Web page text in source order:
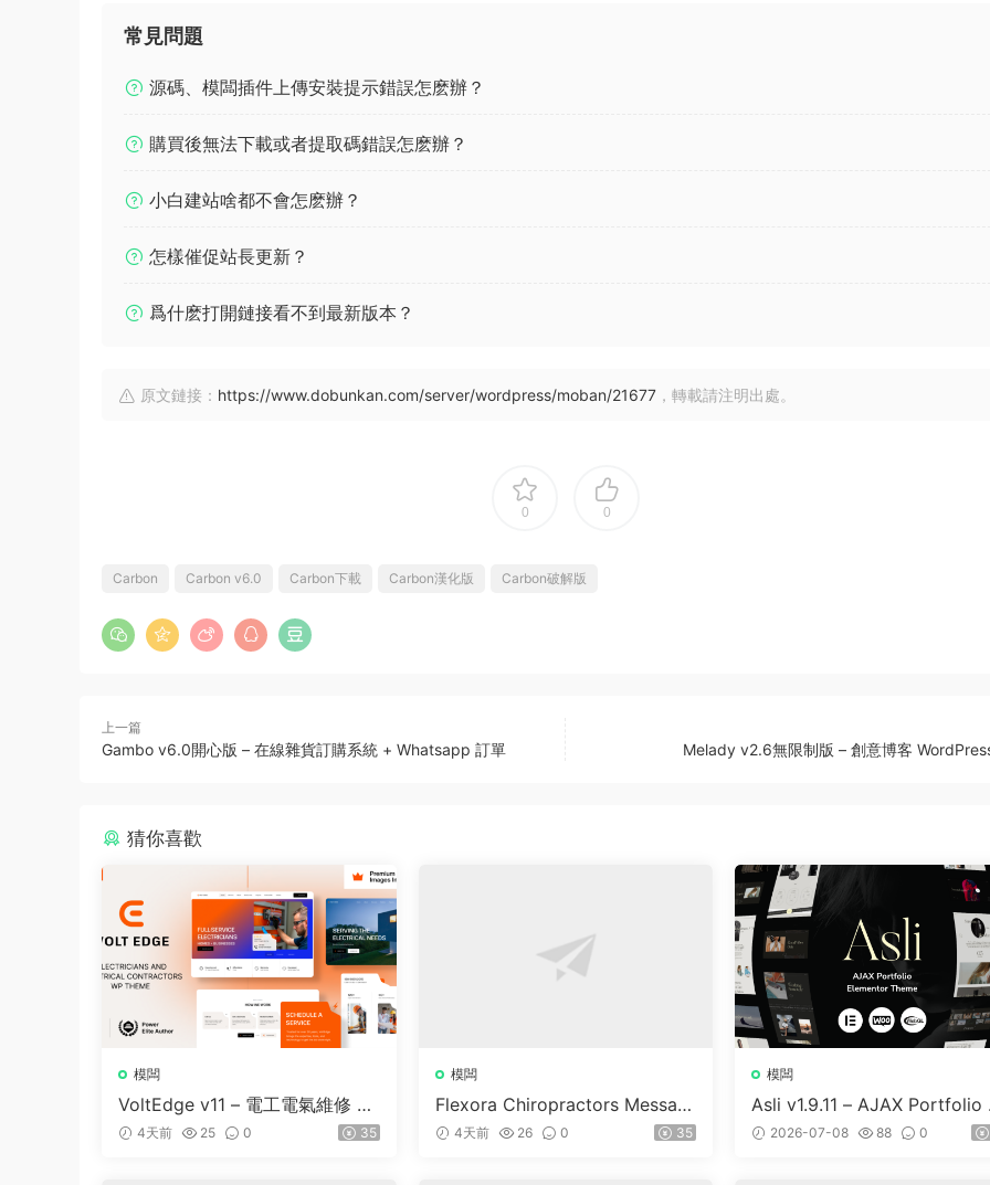
常見問題
源碼、模闆插件上傳安裝提示錯誤怎麽辦？
購買後無法下載或者提取碼錯誤怎麽辦？
小白建站啥都不會怎麽辦？
怎樣催促站長更新？
爲什麽打開鏈接看不到最新版本？
原文鏈接： https://www.dobunkan.com/server/wordpress/moban/21677 ，轉載請注明出處。
0 0
Carbon Carbon v6.0 Carbon下載 Carbon漢化版 Carbon破解版
上一篇
Gambo v6.0開心版 – 在線雜貨訂購系統 + Whatsapp 訂單 Melady v2.6無限制版 – 創意博客
猜你喜歡
模闆
VoltEdge v11 – 電工電氣維修 W
ordPress 主題
4天前 25 0 35
模闆
Flexora Chiropractors Messag
e and Physical Therapists Wor
4天前 26 0 35
模闆
Asli v1.9.11 – AJAX Portfolio
ementor WordPress Theme
2026-07-08 88 0